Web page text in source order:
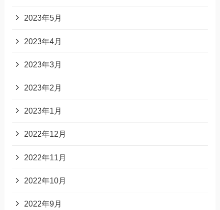
2023年5月
2023年4月
2023年3月
2023年2月
2023年1月
2022年12月
2022年11月
2022年10月
2022年9月